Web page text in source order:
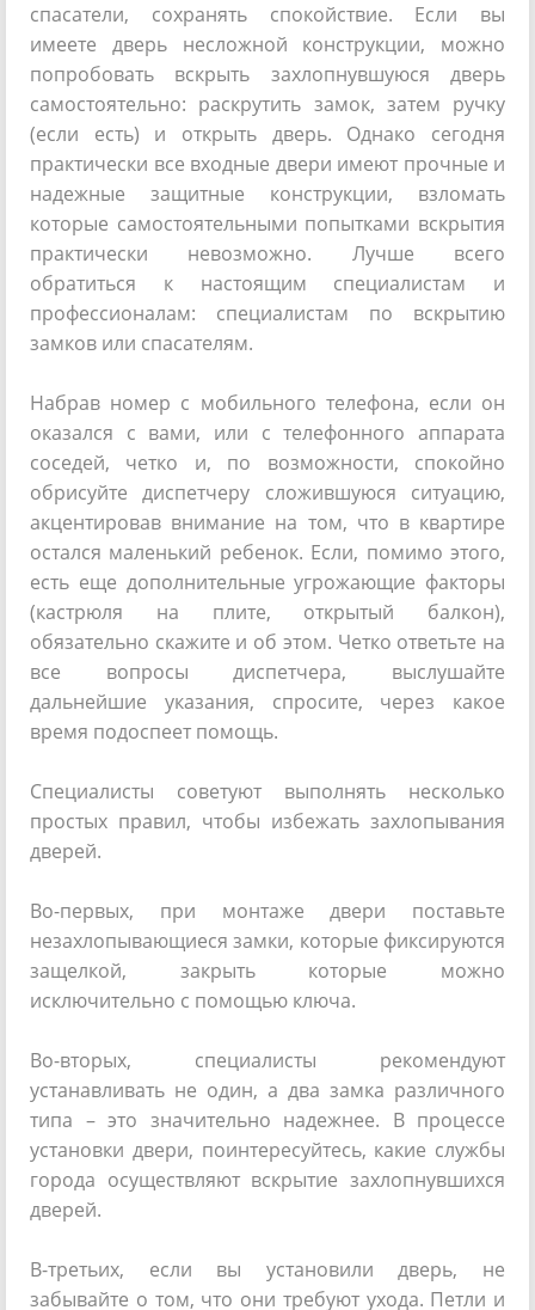
спасатели, сохранять спокойствие. Если вы
имеете дверь несложной конструкции, можно
попробовать вскрыть захлопнувшуюся дверь
самостоятельно: раскрутить замок, затем ручку
(если есть) и открыть дверь. Однако сегодня
практически все входные двери имеют прочные и
надежные защитные конструкции, взломать
которые самостоятельными попытками вскрытия
практически невозможно. Лучше всего
обратиться к настоящим специалистам и
профессионалам: специалистам по вскрытию
замков или спасателям.
Набрав номер с мобильного телефона, если он
оказался с вами, или с телефонного аппарата
соседей, четко и, по возможности, спокойно
обрисуйте диспетчеру сложившуюся ситуацию,
акцентировав внимание на том, что в квартире
остался маленький ребенок. Если, помимо этого,
есть еще дополнительные угрожающие факторы
(кастрюля на плите, открытый балкон),
обязательно скажите и об этом. Четко ответьте на
все вопросы диспетчера, выслушайте
дальнейшие указания, спросите, через какое
время подоспеет помощь.
Специалисты советуют выполнять несколько
простых правил, чтобы избежать захлопывания
дверей.
Во-первых, при монтаже двери поставьте
незахлопывающиеся замки, которые фиксируются
защелкой, закрыть которые можно
исключительно с помощью ключа.
Во-вторых, специалисты рекомендуют
устанавливать не один, а два замка различного
типа – это значительно надежнее. В процессе
установки двери, поинтересуйтесь, какие службы
города осуществляют вскрытие захлопнувшихся
дверей.
В-третьих, если вы установили дверь, не
забывайте о том, что они требуют ухода. Петли и